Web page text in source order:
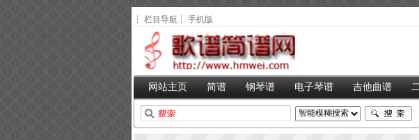
┆ 栏目导航 ┆ 手机版
网站主页 简谱 钢琴谱 电子琴谱 吉他曲谱